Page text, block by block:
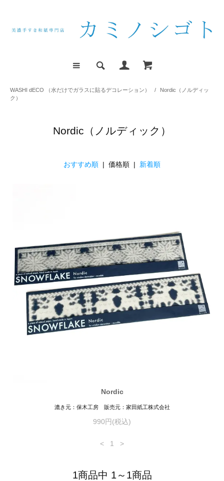
WASHI dECO （水だけでガラスに貼るデコレーション） /
Nordic（ノルディッ
ク）
Nordic（ノルディック）
おすすめ順 | 価格順 | 新着順
Nordic
漉き元：保木工房 販売元：家田紙工株式会社
990円(税込)
< 1 >
1商品中 1～1商品